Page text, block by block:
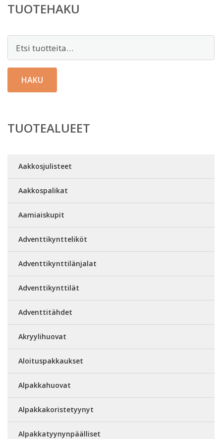
TUOTEHAKU
HAKU
TUOTEALUEET
Aakkosjulisteet
Aakkospalikat
Aamiaiskupit
Adventtikyntteliköt
Adventtikynttilänjalat
Adventtikynttilät
Adventtitähdet
Akryylihuovat
Aloituspakkaukset
Alpakkahuovat
Alpakkakoristetyynyt
Alpakkatyynynpäälliset